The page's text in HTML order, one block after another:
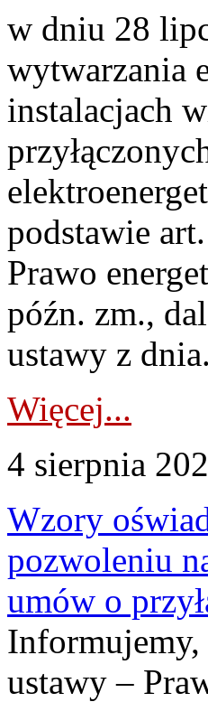
w dniu 28
wytwarzania
instalacjach
podstawie
Prawo
późn. zm.,
ustawy z
Więcej...
4 sierpnia
Wzory
pozwoleniu
umów o
Informujemy,
ustawy –